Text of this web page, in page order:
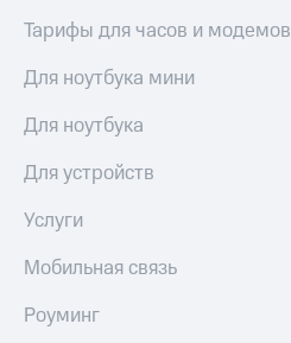
Тарифы для часов и модемов
Для ноутбука мини
Для ноутбука
Для устройств
Услуги
Мобильная связь
Роуминг